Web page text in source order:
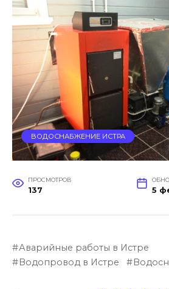
ВОДОСНАБЖЕНИЕ ИСТРА
ПРОСМОТРОВ
137 5
Аварийные работы в Истре
Водопровод в Истре